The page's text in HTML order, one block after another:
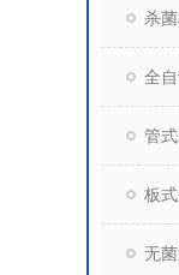
杀
全
管
板
无